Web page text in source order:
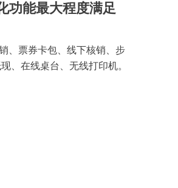
功能最大程度满足
、票券卡包、线下核销、步
、在线桌台、无线打印机。